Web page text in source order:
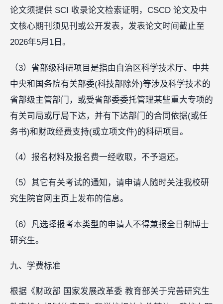
论文须提供 SCI 收录论文检索证明，CSCD 论文及中
文核心期刊须见刊或公开发表，发表论文时间截止至
2026年5月1日。
（3）省部级科研项目是指由自治区科学技术厅、中共
中央和国务院有关部委(科技部除外)等涉及科学技术的
省部级主管部门，或受省部委委托管理某些重大专项的
有关司局或厅局下达，并有下达部门的合同依据(或任
务书)和财政经费支持(或立项文件)的科研项目。
（4）报名材料及报名费一经收取，不予退还。
（5）其它有关考试的通知，请申请人随时关注我校研
究生院官网主页上发布的信息。
（6）凡选择报考本类型的申请人不得兼报全日制博士
研究生。
九、学费标准
根据《财政部 国家发展改革委 教育部关于完善研究生